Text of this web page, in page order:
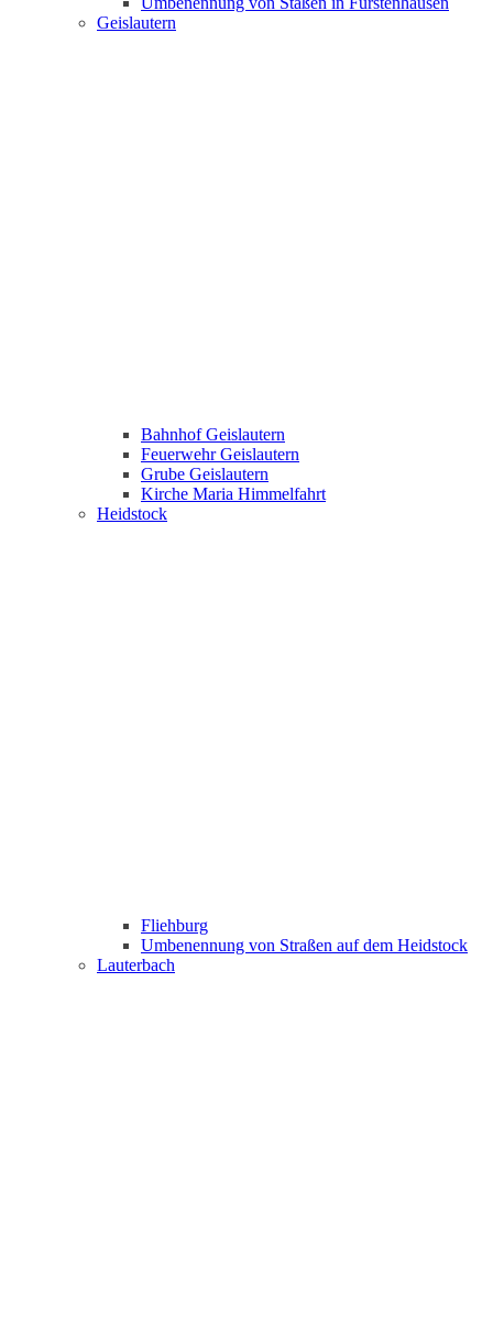
Geislautern
Bahnhof Geislautern
Feuerwehr Geislautern
Grube Geislautern
Kirche Maria Himmelfahrt
Heidstock
Fliehburg
Umbenennung von Straßen auf dem Heidstock
Lauterbach